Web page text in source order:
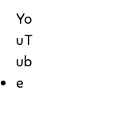
Yo
uT
ub
e